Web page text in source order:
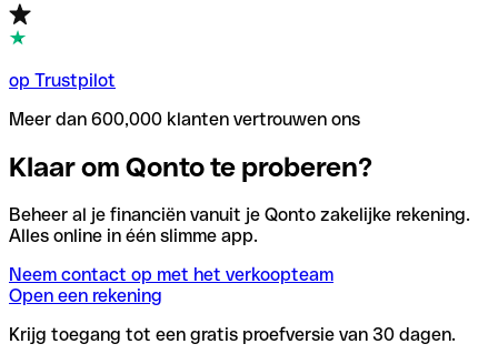
op Trustpilot
Meer dan 600,000 klanten vertrouwen ons
Klaar om Qonto te proberen?
Beheer al je financiën vanuit je Qonto zakelijke rekening.
Alles online in één slimme app.
Neem contact op met het verkoopteam
Open een rekening
Krijg toegang tot een gratis proefversie van 30 dagen.